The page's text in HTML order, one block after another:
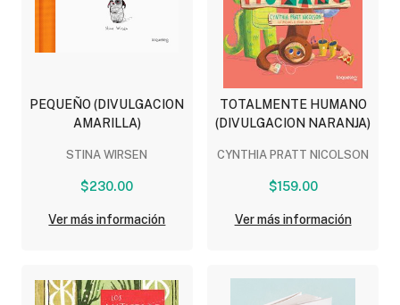
PEQUEÑO (DIVULGACION
AMARILLA)
STINA WIRSEN
$230.00
Ver más información
TOTALMENTE HUMANO
(DIVULGACION NARANJA)
CYNTHIA PRATT NICOLSON
$159.00
Ver más información